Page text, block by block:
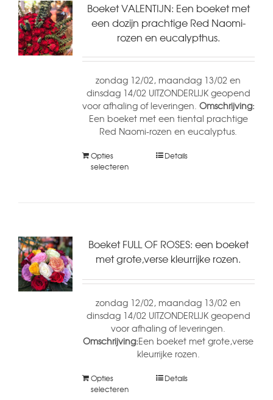
Boeket VALENTIJN: Een boeket met
een dozijn prachtige Red Naomi-
rozen en eucalypthus.
zondag 12/02, maandag 13/02 en
dinsdag 14/02 UITZONDERLIJK geopend
voor afhaling of leveringen. Omschrijving:
Een boeket met een tiental prachtige
Red Naomi-rozen en eucalyptus.
Opties
selecteren
Details
Boeket FULL OF ROSES: een boeket
met grote,verse kleurrijke rozen.
zondag 12/02, maandag 13/02 en
dinsdag 14/02 UITZONDERLIJK geopend
voor afhaling of leveringen.
Omschrijving:Een boeket met grote,verse
kleurrijke rozen.
Opties
selecteren
Details